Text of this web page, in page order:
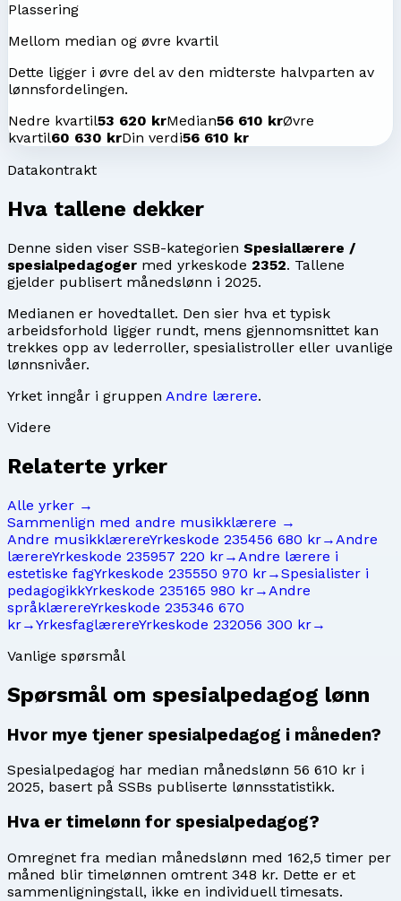
Plassering
Mellom median og øvre kvartil
Dette ligger i øvre del av den midterste halvparten av
lønnsfordelingen.
Nedre kvartil53 620 krMedian56 610 krØvre
kvartil60 630 krDin verdi56 610 kr
Datakontrakt
Hva tallene dekker
Denne siden viser SSB-kategorien Spesiallærere /
spesialpedagoger med yrkeskode 2352. Tallene
gjelder publisert månedslønn i 2025.
Medianen er hovedtallet. Den sier hva et typisk
arbeidsforhold ligger rundt, mens gjennomsnittet kan
trekkes opp av lederroller, spesialistroller eller uvanlige
lønnsnivåer.
Yrket inngår i gruppen Andre lærere.
Videre
Relaterte yrker
Alle yrker →
Sammenlign med andre musikklærere →
Andre musikklærereYrkeskode 235456 680 kr→ Andre
lærereYrkeskode 235957 220 kr→ Andre lærere i
estetiske fagYrkeskode 235550 970 kr→Spesialister i
pedagogikkYrkeskode 235165 980 kr→ Andre
språklærereYrkeskode 235346 670
kr→YrkesfaglærereYrkeskode 232056 300 kr→
Vanlige spørsmål
Spørsmål om spesialpedagog lønn
Hvor mye tjener spesialpedagog i måneden?
Spesialpedagog har median månedslønn 56 610 kr i
2025, basert på SSBs publiserte lønnsstatistikk.
Hva er timelønn for spesialpedagog?
Omregnet fra median månedslønn med 162,5 timer per
måned blir timelønnen omtrent 348 kr. Dette er et
sammenligningstall, ikke en individuell timesats.